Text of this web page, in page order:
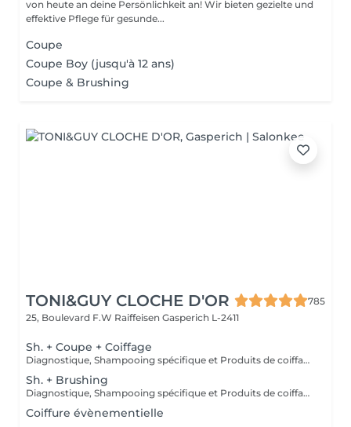
von heute an deine Persönlichkeit an! Wir bieten gezielte und
effektive Pflege für gesunde...
Coupe
Coupe Boy (jusqu'à 12 ans)
Coupe & Brushing
TONI&GUY CLOCHE D'OR
785
25, Boulevard F.W Raiffeisen Gasperich L-2411
Sh. + Coupe + Coiffage
Diagnostique, Shampooing spécifique et Produits de coiffage inclus.
Sh. + Brushing
Diagnostique, Shampooing spécifique et Produits de coiffage inclus.
Coiffure évènementielle